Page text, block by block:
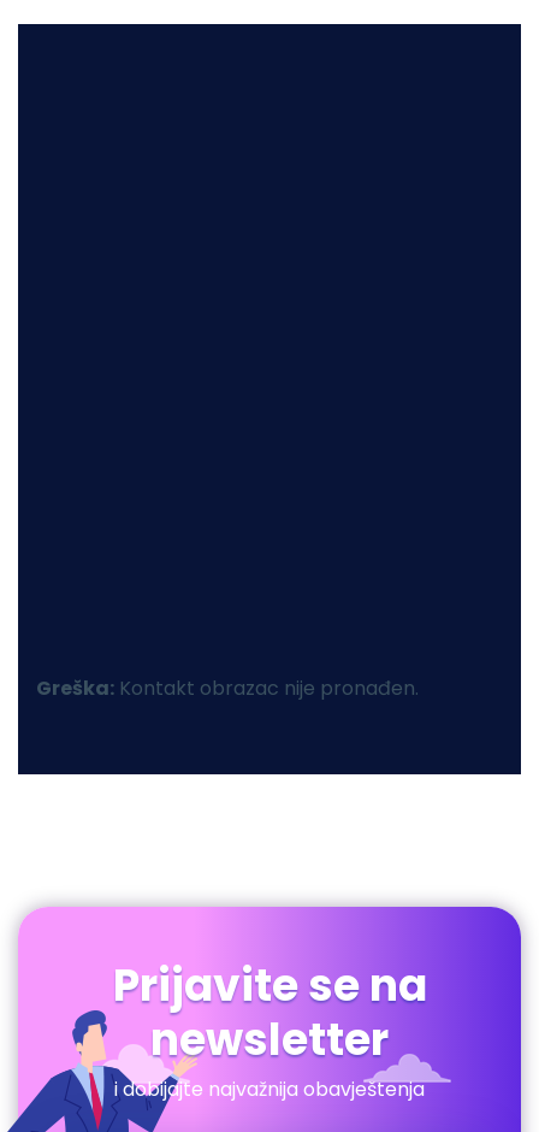
Greška: Kontakt obrazac nije pronađen.
Prijavite se na
newsletter
i dobijajte najvažnija obavještenja